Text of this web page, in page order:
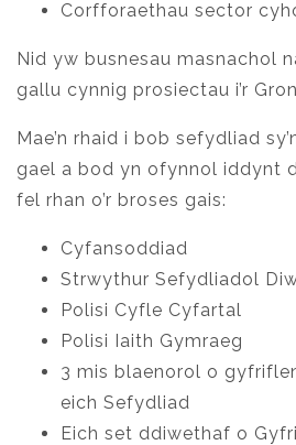
Corfforaethau sector
Nid yw busnesau masnachol
gallu cynnig prosiectau i’r
Mae’n rhaid i bob sefydliad
gael a bod yn ofynnol iddynt
fel rhan o’r broses gais:
Cyfansoddiad
Strwythur Sefydliadol
Polisi Cyfle Cyfartal
Polisi Iaith Gymraeg
3 mis blaenorol o
eich Sefydliad
Eich set ddiwethaf o